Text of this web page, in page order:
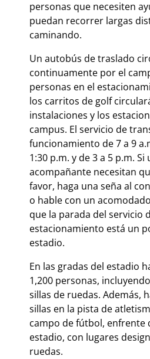
personas que necesiten
puedan recorrer largas
caminando.
Un autobús de traslado
continuamente por el
personas en el
los carritos de golf
instalaciones y los
campus. El servicio de
funcionamiento de 7 a 9
1:30 p.m. y de 3 a 5 p.m. Si
acompañante necesitan
favor, haga una seña al
o hable con un
que la parada del servicio
estacionamiento está un
estadio.
En las gradas del estadio
1,200 personas,
sillas de ruedas. Además,
sillas en la pista de
campo de fútbol, enfrente
estadio, con lugares
ruedas.